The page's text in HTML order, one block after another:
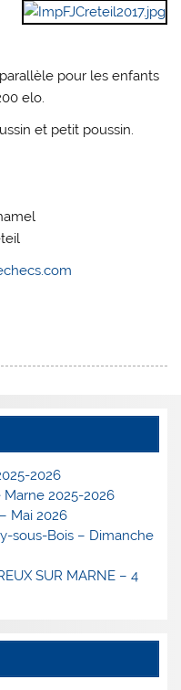
pour les enfants
elo.
et petit poussin.
2026
Marne 2025-2026
Mai 2026
sous-Bois – Dimanche
SUR MARNE – 4